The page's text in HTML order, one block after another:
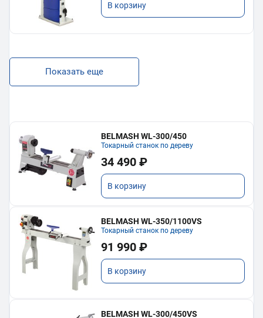
В корзину
Показать еще
BELMASH WL-300/450
Токарный станок по дереву
34 490 ₽
В корзину
BELMASH WL-350/1100VS
Токарный станок по дереву
91 990 ₽
В корзину
BELMASH WL-300/450VS